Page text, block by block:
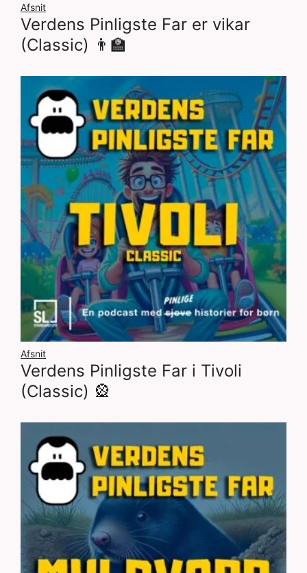
Afsnit
Verdens Pinligste Far er vikar
(Classic) 👨‍🏫
Afsnit
Verdens Pinligste Far i Tivoli
(Classic) 🎡